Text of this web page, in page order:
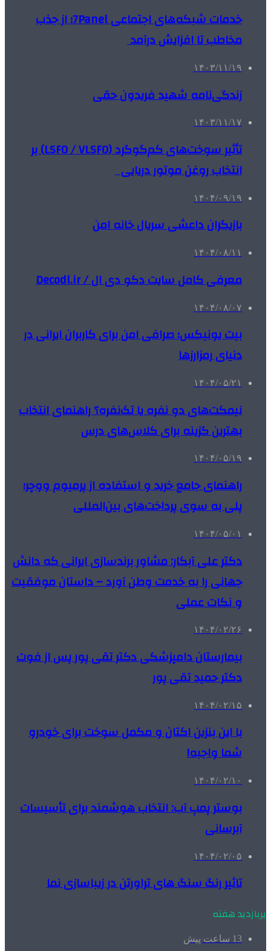
خدمات شبکه‌های اجتماعی 7Panel؛ از جذب
مخاطب تا افزایش درآمد
۱۴۰۳/۱۱/۱۹
زندگی‌نامه شهید فریدون حقی
۱۴۰۳/۱۱/۱۷
تأثیر سوخت‌های کم‌گوگرد (LSFO / VLSFO) بر
انتخاب روغن موتور دریایی
۱۴۰۴/۰۹/۱۹
بازیگران داعشی سریال خانه امن
۱۴۰۴/۰۸/۱۱
معرفی کامل سایت دکو دی ال / Decodl.ir
۱۴۰۴/۰۸/۰۷
بیت یونیکس؛ صرافی امن برای کاربران ایرانی در
دنیای رمزارزها
۱۴۰۴/۰۵/۲۱
نیمکت‌های دو نفره یا تک‌نفره؟ راهنمای انتخاب
بهترین گزینه برای کلاس‌های درس
۱۴۰۴/۰۵/۱۹
راهنمای جامع خرید و استفاده از پرمیوم ووچر؛
پلی به سوی پرداخت‌های بین‌المللی
۱۴۰۴/۰۵/۰۱
دکتر علی آبکار: مشاور برندسازی ایرانی که دانش
جهانی را به خدمت وطن آورد – داستان موفقیت
و نکات عملی
۱۴۰۴/۰۲/۲۶
بیمارستان دامپزشکی دکتر تقی پور پس از فوت
دکتر حمید تقی پور
۱۴۰۴/۰۲/۱۵
با این بنزین اکتان و مکمل سوخت برای خودرو
شما واجبه!
۱۴۰۴/۰۲/۱۰
بوستر پمپ آب: انتخاب هوشمند برای تأسیسات
آبرسانی
۱۴۰۴/۰۲/۰۵
تاثیر رنگ سنگ های تراورتن در زیباسازی نما
پربازدید هفته
13 ساعت پیش